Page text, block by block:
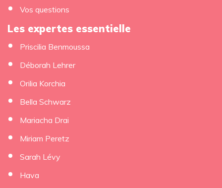
Vos questions
Les expertes essentielle
Priscilia Benmoussa
Déborah Lehrer
Orilia Korchia
Bella Schwarz
Mariacha Drai
Miriam Peretz
Sarah Lévy
Hava